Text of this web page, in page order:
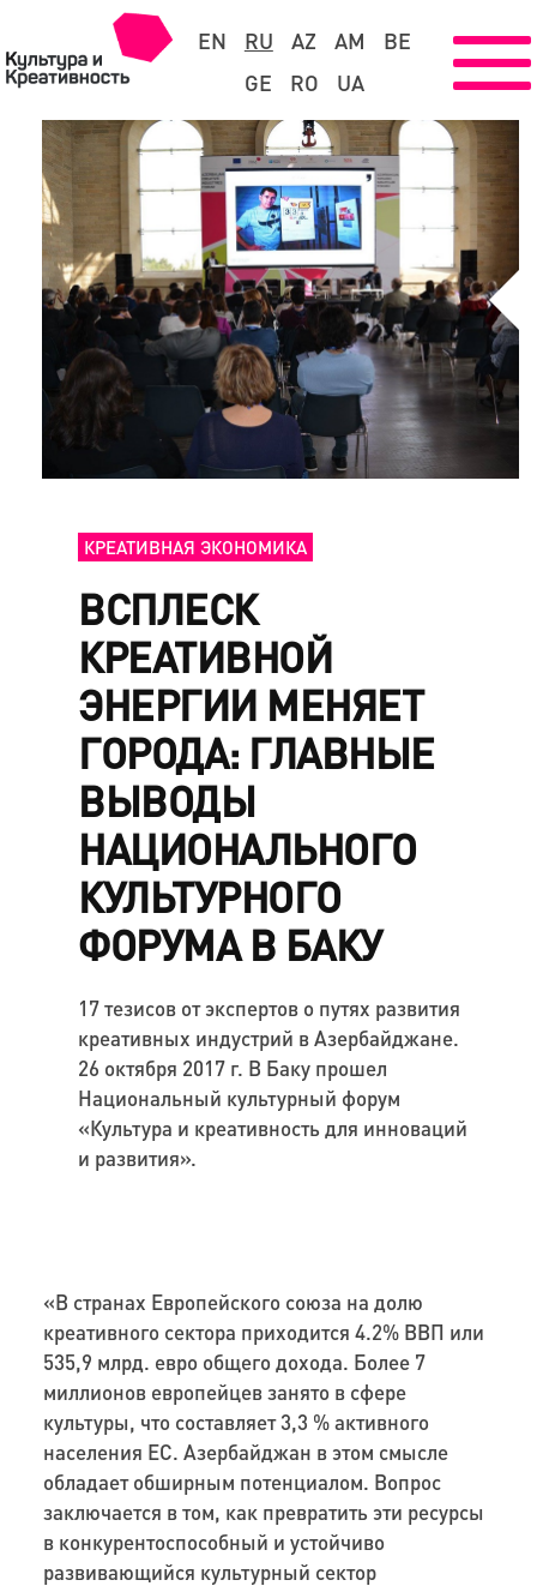
EN RU AZ AM
BE
GE
RO UA
КРЕАТИВНАЯ ЭКОНОМИКА
ВСПЛЕСК
КРЕАТИВНОЙ
ЭНЕРГИИ МЕНЯЕТ
ГОРОДА: ГЛАВНЫЕ
ВЫВОДЫ
НАЦИОНАЛЬНОГО
КУЛЬТУРНОГО
ФОРУМА В БАКУ
17 тезисов от экспертов о путях развития
креативных индустрий в Азербайджане.
26 октября 2017 г. В Баку прошел
Национальный культурный форум
«Культура и креативность для инноваций
и развития».
«В странах Европейского союза на долю
креативного сектора приходится 4.2% ВВП или
535,9 млрд. евро общего дохода. Более 7
миллионов европейцев занято в сфере
культуры, что составляет 3,3 % активного
населения ЕС. Азербайджан в этом смысле
обладает обширным потенциалом. Вопрос
заключается в том, как превратить эти ресурсы
в конкурентоспособный и устойчиво
развивающийся культурный сектор